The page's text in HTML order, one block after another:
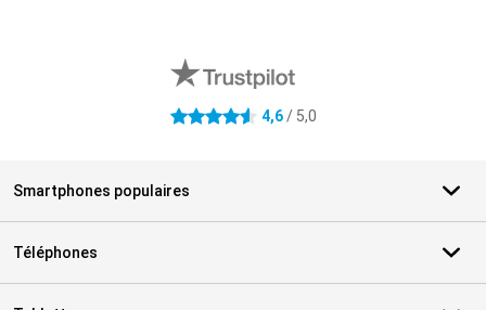
4.6 étoiles 4,6/ 5,0
Smartphones populaires
Téléphones